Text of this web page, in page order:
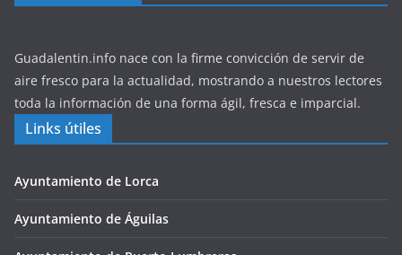
Guadalentin.info nace con la firme convicción de servir de
aire fresco para la actualidad, mostrando a nuestros lectores
toda la información de una forma ágil, fresca e imparcial.
Links útiles
Ayuntamiento de Lorca
Ayuntamiento de Águilas